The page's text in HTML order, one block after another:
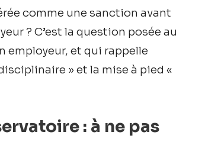
comme une sanction avant
? C’est la question posée au
employeur, et qui rappelle
» et la mise à pied «
: à ne pas